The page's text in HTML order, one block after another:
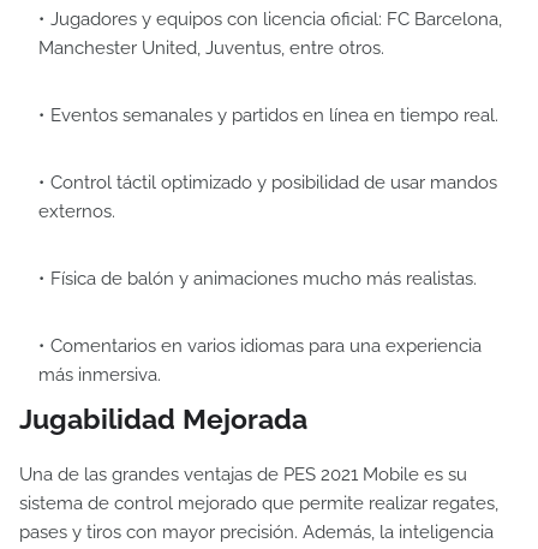
Jugadores y equipos con licencia oficial: FC Barcelona,
Manchester United, Juventus, entre otros.
Eventos semanales y partidos en línea en tiempo real.
Control táctil optimizado y posibilidad de usar mandos
externos.
Física de balón y animaciones mucho más realistas.
Comentarios en varios idiomas para una experiencia
más inmersiva.
Jugabilidad Mejorada
Una de las grandes ventajas de PES 2021 Mobile es su
sistema de control mejorado que permite realizar regates,
pases y tiros con mayor precisión. Además, la inteligencia